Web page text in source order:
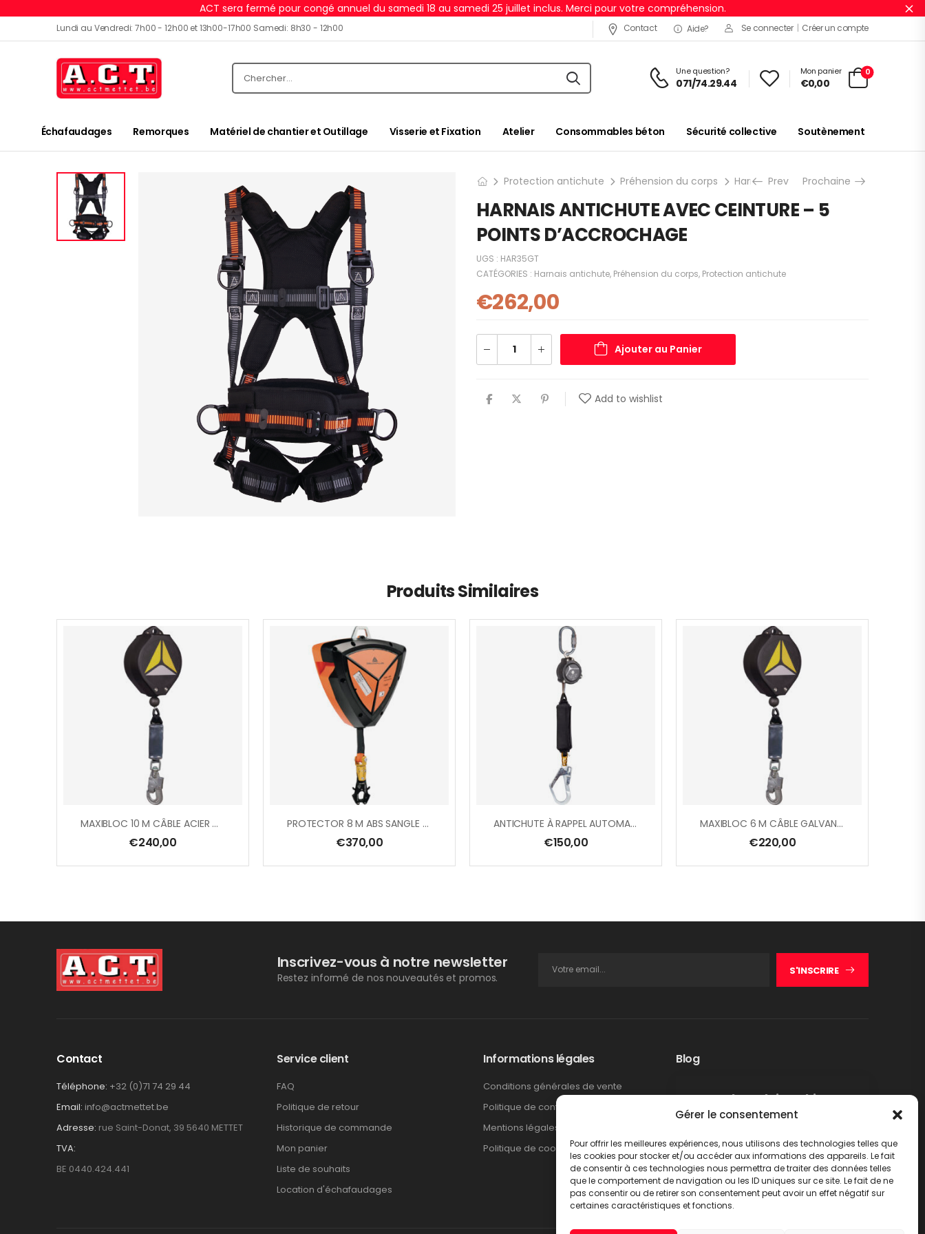
Gérer le consentement
Pour offrir les meilleures expériences, nous utilisons des technologies telles que
les cookies pour stocker et/ou accéder aux informations des appareils. Le fait
de consentir à ces technologies nous permettra de traiter des données telles
que le comportement de navigation ou les ID uniques sur ce site. Le fait de ne
pas consentir ou de retirer son consentement peut avoir un effet négatif sur
certaines caractéristiques et fonctions.
ACT sera fermé pour congé annuel du samedi 18 au samedi 25 juillet inclus. Merci pour votre compréhension.
Lundi au Vendredi: 7h00 - 12h00 et 13h00-17h00 Samedi: 8h30 - 12h00 Contact Aide? Se connecter | Créer un compte
Une question?
071/74.29.44
Mon panier
€0,00
0
Échafaudages Remorques Matériel de chantier et Outillage Visserie et Fixation Atelier Consommables béton Sécurité collective Soutènement
Protection antichute Préhension du corps Harnais antichute HARNAIS
Prev Prochaine
HARNAIS ANTICHUTE AVEC CEINTURE – 5
POINTS D’ACCROCHAGE
UGS : HAR35GT
CATÉGORIES : Harnais antichute, Préhension du corps, Protection antichute
€262,00
Ajouter au Panier
Add to wishlist
Produits Similaires
MAXIBLOC 10 M CÂBLE ACIER GALVANISÉ Ø 4 MM + 1 AM016
€240,00
PROTECTOR 8 M ABS SANGLE LARGEUR 25 MM + 1 CONNECTEUR AM021 AVEC ÉMERILLON ET TÉMOIN DE CHUTE
€370,00
ANTICHUTE À RAPPEL AUTOMATIQUE A SANGLE + 1 ÉMERILLON + 1 CONNECTEUR + 1 CROCHET – 1,8 M
€150,00
MAXIBLOC 6 M CÂBLE GALVANISÉ Ø 4 MM + 1 AM016
€220,00
Inscrivez-vous à notre newsletter
Restez informé de nos nouveautés et promos.
S'INSCRIRE
Contact
Téléphone: +32 (0)71 74 29 44
Email: info@actmettet.be
Adresse: rue Saint-Donat, 39 5640 METTET
TVA:
BE 0440.424.441
Service client
FAQ
Politique de retour
Historique de commande
Mon panier
Liste de souhaits
Location d'échafaudages
Informations légales
Conditions générales de vente
Politique de confidentialité
Mentions légales
Politique de cookies
Blog
Rappel produit Makita –
Pompe à graisse DGP180
LIRE PLUS